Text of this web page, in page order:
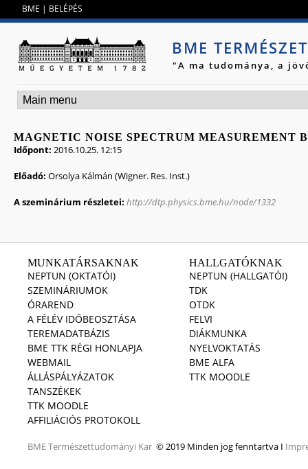
BME | BELÉPÉS
BME
"A ma tudománya, a
MAGNETIC NOISE SPECTRUM MEASUREMENT
Időpont: 2016.10.25. 12:15
Előadó: Orsolya Kálmán (Wigner. Res. Inst.)
A szeminárium részletei: http://dtp.physics.bme.hu/node/1332
MUNKATÁRSAKNAK
NEPTUN (OKTATÓI)
SZEMINÁRIUMOK
ÓRAREND
A FÉLÉV IDŐBEOSZTÁSA
TEREMADATBÁZIS
BME TTK RÉGI HONLAPJA
WEBMAIL
ÁLLÁSPÁLYÁZATOK
TANSZÉKEK
TTK MOODLE
AFFILIÁCIÓS PROTOKOLL
BMETermészettudományi Kar © 2019 Minden jog fenntartva I
HALLGATÓKNAK
NEPTUN (HALLGATÓI)
TDK
OTDK
FELVI
DIÁKMUNKA
NYELVOKTATÁS
BME ALFA
TTK MOODLE